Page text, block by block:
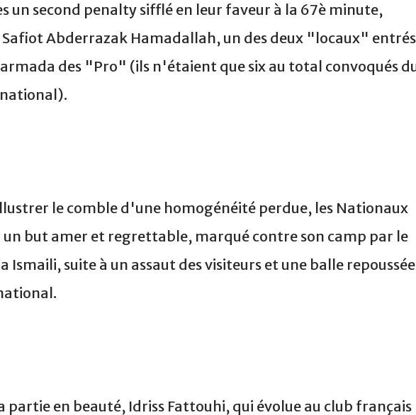
un second penalty sifflé en leur faveur à la 67è minute,
Abderrazak Hamadallah, un des deux "locaux" entrés
des "Pro" (ils n'étaient que six au total convoqués
le comble d'une homogénéité perdue, les Nationaux
un but amer et regrettable, marqué contre son camp par le
Ismaili, suite à un assaut des visiteurs et une balle repoussée
partie en beauté, Idriss Fattouhi, qui évolue au club français